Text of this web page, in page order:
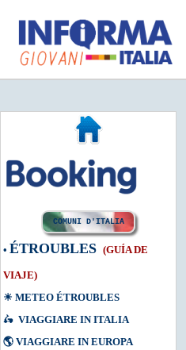
COMUNI D'ITALIA
• ÉTROUBLES (GUÍA DE
VIAJE)
☀ METEO ÉTROUBLES
🛵 VIAGGIARE IN ITALIA
🌎 VIAGGIARE IN EUROPA